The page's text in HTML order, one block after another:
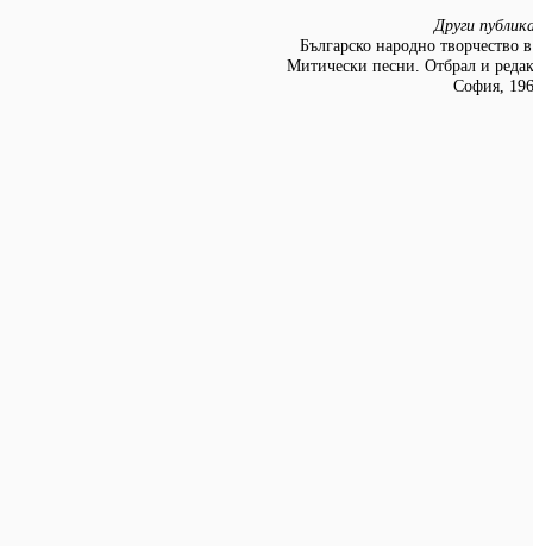
Други
Българско народно творчество
Митически песни. Отбрал и
София,